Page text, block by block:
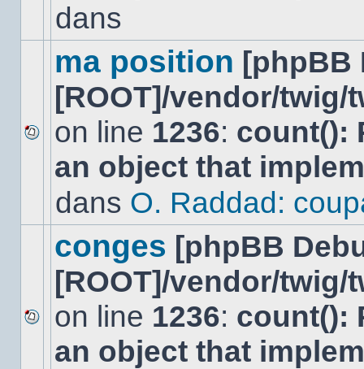
dansdans
Aucun
nouveau
message
sujet.
ma position [phpBB
[ROOT]/vendor/
on line 1236: count():
an object that
dans O. Raddad:
Aucun
nouveau
message
conges [phpBB
[ROOT]/vendor/
on line 1236: count():
an object that